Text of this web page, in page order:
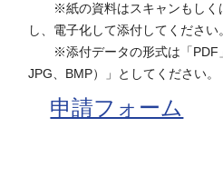
※紙の資料はスキャンもしく
し、電子化して添付してください
※添付データの形式は「PDF」
JPG、BMP）」としてください。
申請フォーム